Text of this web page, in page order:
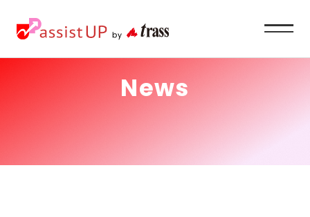
News